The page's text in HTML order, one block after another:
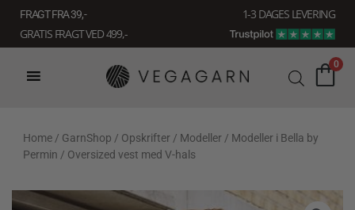
indholdet
FRAGT FRA 39, -
1-3 DAGES LEVERING
GRATIS FRAGT VED 499,-
0
Home / GarnShop / Opskrifter / Modeller / Modeller i Bella by
Permin / Oversized vest med V-hals